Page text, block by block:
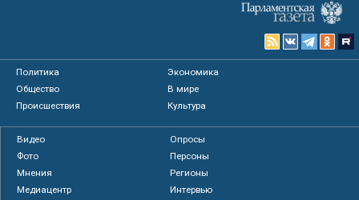
Политика
Экономика
Общество
В мире
Происшествия
Культура
Видео
Опросы
Фото
Персоны
Мнения
Регионы
Медиацентр
Интервью